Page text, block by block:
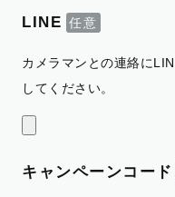
LINE
カメラマンとの連絡に
してください。
キャンペーンコード